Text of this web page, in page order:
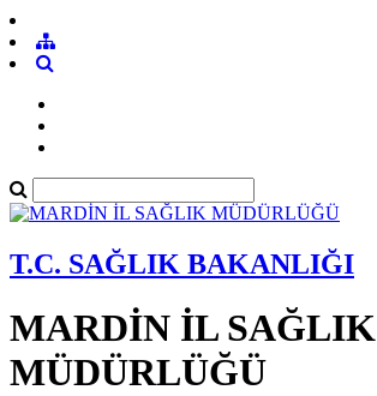
T.C. SAĞLIK BAKANLIĞI
MARDİN İL SAĞLIK
MÜDÜRLÜĞÜ